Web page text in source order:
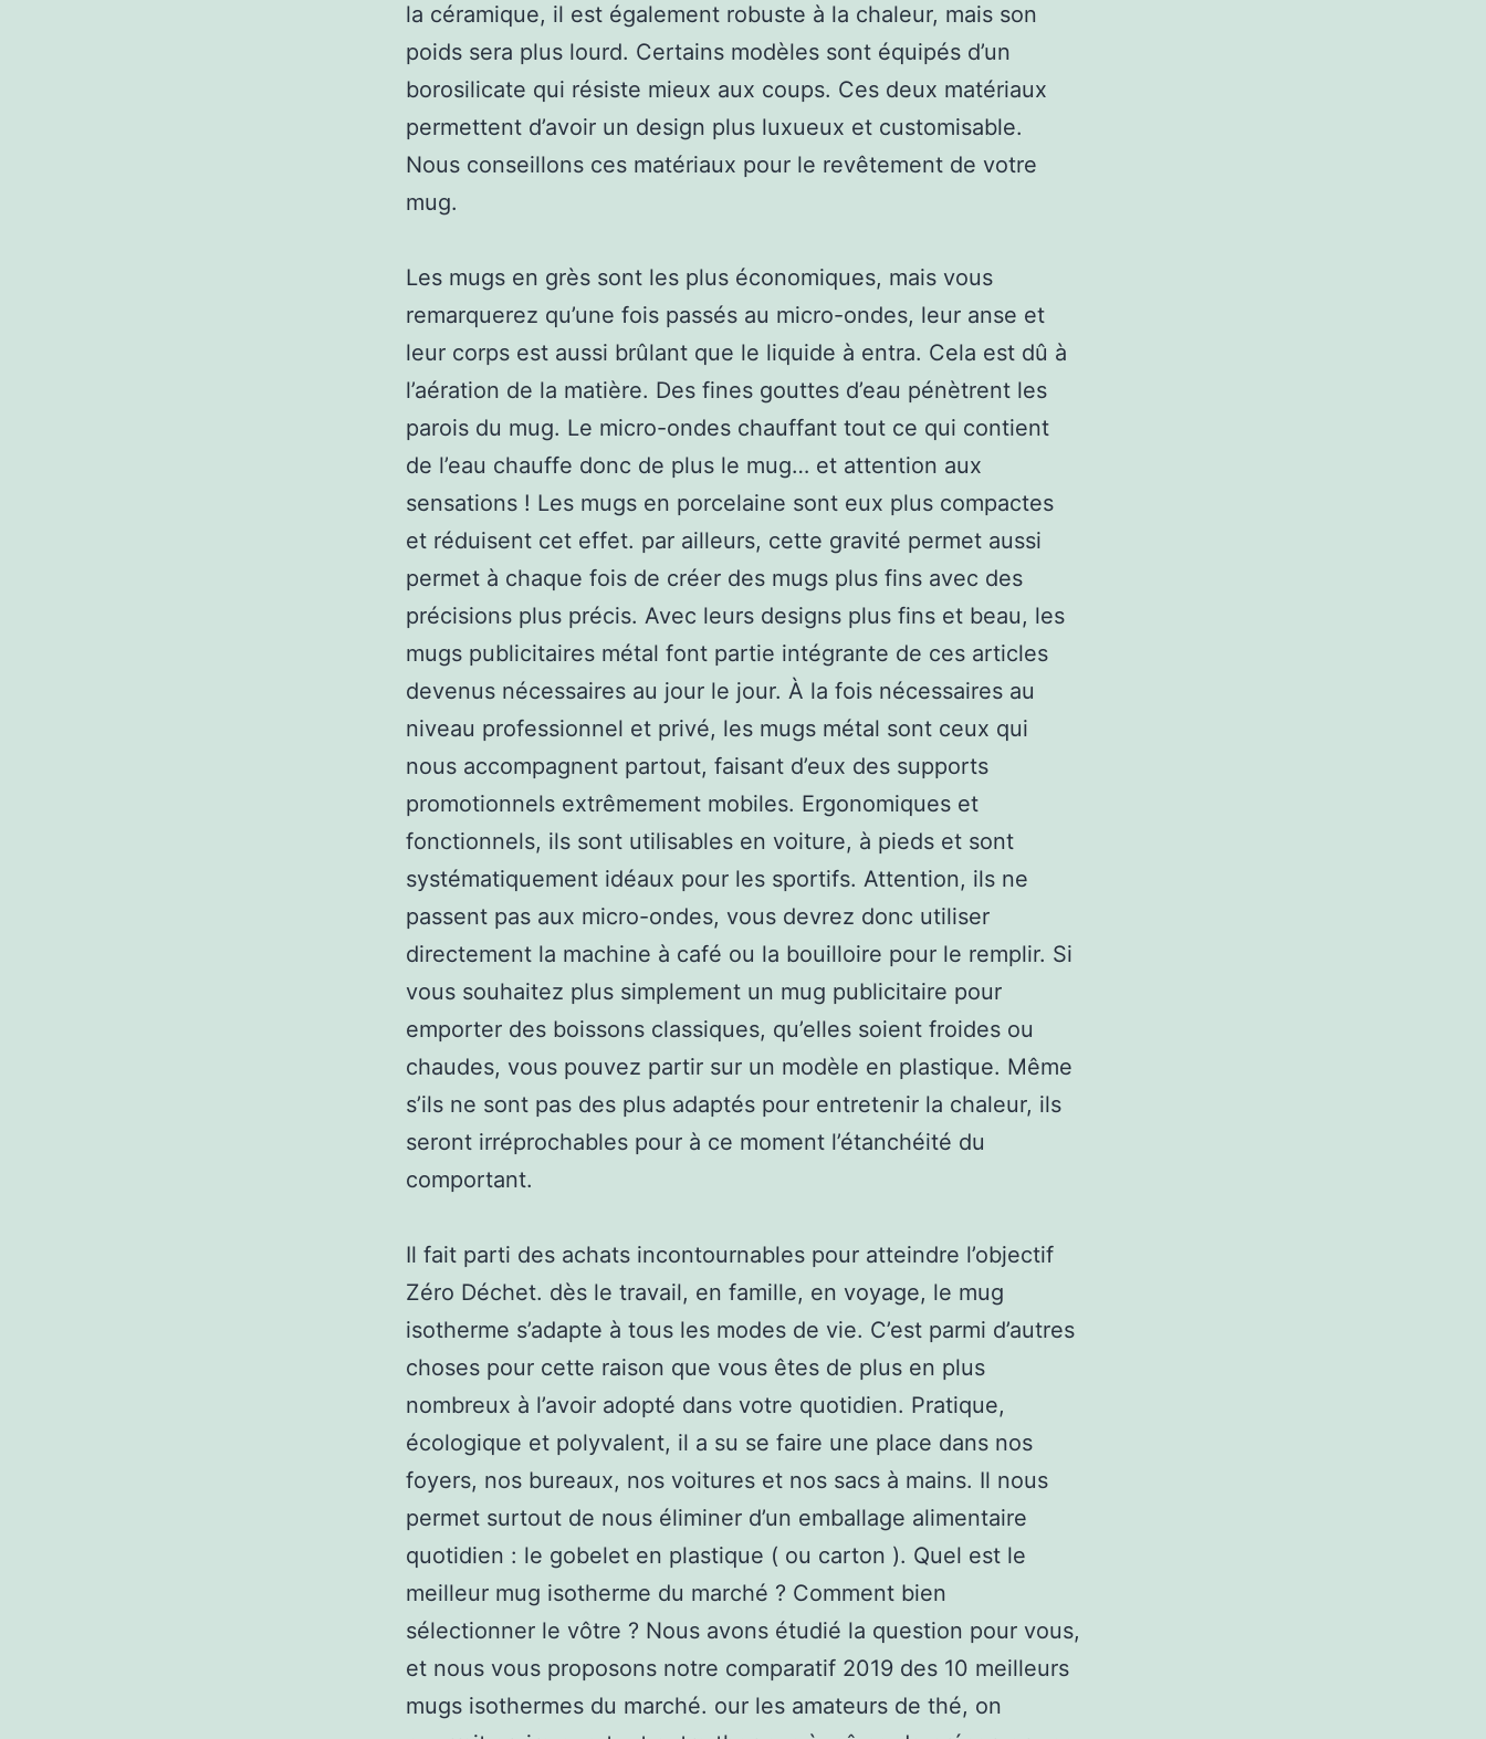
la céramique, il est également robuste à la chaleur, mais son
poids sera plus lourd. Certains modèles sont équipés d’un
borosilicate qui résiste mieux aux coups. Ces deux matériaux
permettent d’avoir un design plus luxueux et customisable.
Nous conseillons ces matériaux pour le revêtement de votre
mug.
Les mugs en grès sont les plus économiques, mais vous
remarquerez qu’une fois passés au micro-ondes, leur anse et
leur corps est aussi brûlant que le liquide à entra. Cela est dû à
l’aération de la matière. Des fines gouttes d’eau pénètrent les
parois du mug. Le micro-ondes chauffant tout ce qui contient
de l’eau chauffe donc de plus le mug… et attention aux
sensations ! Les mugs en porcelaine sont eux plus compactes
et réduisent cet effet. par ailleurs, cette gravité permet aussi
permet à chaque fois de créer des mugs plus fins avec des
précisions plus précis. Avec leurs designs plus fins et beau, les
mugs publicitaires métal font partie intégrante de ces articles
devenus nécessaires au jour le jour. À la fois nécessaires au
niveau professionnel et privé, les mugs métal sont ceux qui
nous accompagnent partout, faisant d’eux des supports
promotionnels extrêmement mobiles. Ergonomiques et
fonctionnels, ils sont utilisables en voiture, à pieds et sont
systématiquement idéaux pour les sportifs. Attention, ils ne
passent pas aux micro-ondes, vous devrez donc utiliser
directement la machine à café ou la bouilloire pour le remplir. Si
vous souhaitez plus simplement un mug publicitaire pour
emporter des boissons classiques, qu’elles soient froides ou
chaudes, vous pouvez partir sur un modèle en plastique. Même
s’ils ne sont pas des plus adaptés pour entretenir la chaleur, ils
seront irréprochables pour à ce moment l’étanchéité du
comportant.
Il fait parti des achats incontournables pour atteindre l’objectif
Zéro Déchet. dès le travail, en famille, en voyage, le mug
isotherme s’adapte à tous les modes de vie. C’est parmi d’autres
choses pour cette raison que vous êtes de plus en plus
nombreux à l’avoir adopté dans votre quotidien. Pratique,
écologique et polyvalent, il a su se faire une place dans nos
foyers, nos bureaux, nos voitures et nos sacs à mains. Il nous
permet surtout de nous éliminer d’un emballage alimentaire
quotidien : le gobelet en plastique ( ou carton ). Quel est le
meilleur mug isotherme du marché ? Comment bien
sélectionner le vôtre ? Nous avons étudié la question pour vous,
et nous vous proposons notre comparatif 2019 des 10 meilleurs
mugs isothermes du marché. our les amateurs de thé, on